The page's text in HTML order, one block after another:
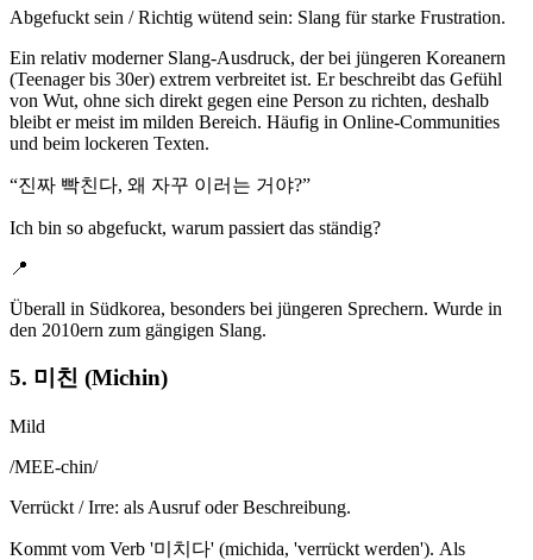
Abgefuckt sein / Richtig wütend sein: Slang für starke Frustration.
Ein relativ moderner Slang-Ausdruck, der bei jüngeren Koreanern
(Teenager bis 30er) extrem verbreitet ist. Er beschreibt das Gefühl
von Wut, ohne sich direkt gegen eine Person zu richten, deshalb
bleibt er meist im milden Bereich. Häufig in Online-Communities
und beim lockeren Texten.
“진짜 빡친다, 왜 자꾸 이러는 거야?”
Ich bin so abgefuckt, warum passiert das ständig?
📍
Überall in Südkorea, besonders bei jüngeren Sprechern. Wurde in
den 2010ern zum gängigen Slang.
5. 미친 (Michin)
Mild
/MEE-chin/
Verrückt / Irre: als Ausruf oder Beschreibung.
Kommt vom Verb '미치다' (michida, 'verrückt werden'). Als